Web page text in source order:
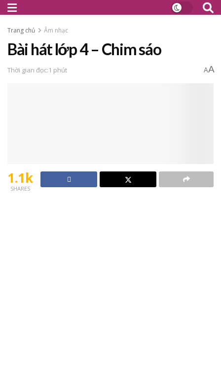
Trang chủ Âm nhạc
Bài hát lớp 4 – Chim sáo
Thời gian đọc:1 phút AA
1.1k
SHARES